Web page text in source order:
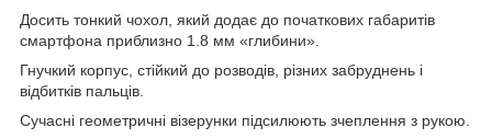
Досить тонкий чохол, який додає до початкових габаритів
смартфона приблизно 1.8 мм «глибини».
Гнучкий корпус, стійкий до розводів, різних забруднень і
відбитків пальців.
Сучасні геометричні візерунки підсилюють зчеплення з рукою.